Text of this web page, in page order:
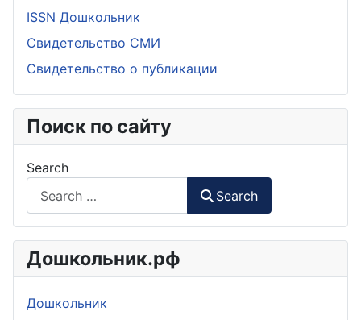
ISSN Дошкольник
Свидетельство СМИ
Свидетельство о публикации
Поиск по сайту
Search
Search
Дошкольник.рф
Дошкольник